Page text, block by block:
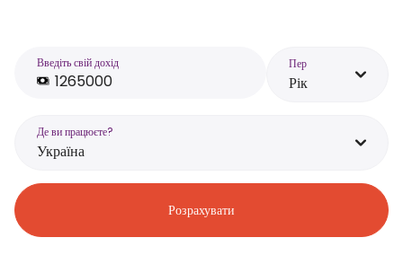
Введіть свій дохід Пер
Рік
Де ви працюєте?
Україна
Розрахувати